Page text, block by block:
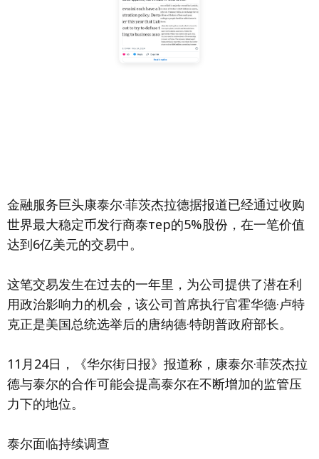
金融服务巨头康泰尔·菲茨杰拉德据报道已经通过收购
世界最大稳定币发行商泰тер的5%股份，在一笔价值
达到6亿美元的交易中。
这笔交易发生在过去的一年里，为公司提供了潜在利
用政治影响力的机会，该公司首席执行官霍华德·卢特
克正是美国总统选举后的唐纳德·特朗普政府部长。
11月24日，《华尔街日报》报道称，康泰尔·菲茨杰拉
德与泰尔的合作可能会提高泰尔在不断增加的监管压
力下的地位。
泰尔面临持续调查